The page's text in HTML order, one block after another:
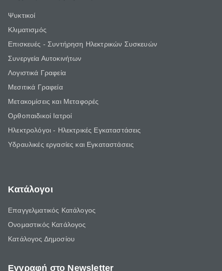
Ψυκτικοί
Κλιματισμός
Επισκευές - Συντήρηση Ηλεκτρικών Συσκευών
Συνεργεία Αυτοκινήτων
Λογιστικά Γραφεία
Μεσιτικά Γραφεία
Μετακομίσεις και Μεταφορές
Ορθοπαιδικοί Ιατροί
Ηλεκτρολόγοι - Ηλεκτρικές Εγκαταστάσεις
Υδραυλικές εργασίες και Εγκαταστάσεις
Κατάλογοι
Επαγγελματικός Κατάλογος
Ονομαστικός Κατάλογος
Κατάλογος Δημοσίου
Εγγραφή στο Newsletter